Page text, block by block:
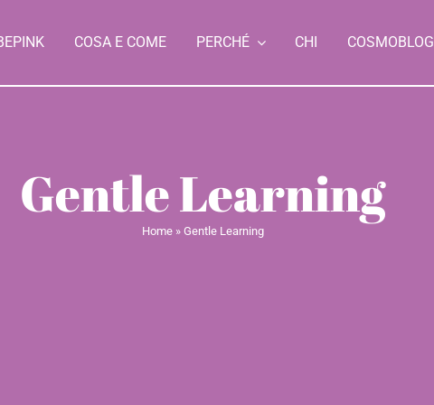
COSA E COME PERCHÉ CHI COSMOBLOG
Gentle Learning
Home» Gentle Learning